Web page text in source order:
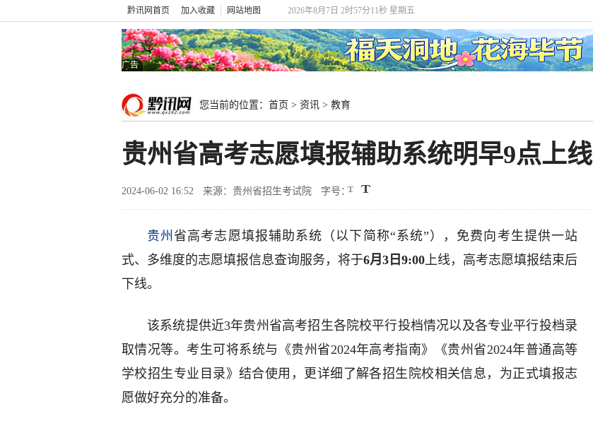
黔讯网首页 加入收藏 网站地图 2026年8月7日 2时57分12秒 星期五
广告
您当前的位置： 首页 > 资讯 > 教育
贵州省高考志愿填报辅助系统明早9点上线
2024-06-02 16:52 来源：贵州省招生考试院 字号：
贵州省高考志愿填报辅助系统（以下简称“系统”），免费向考生提供一站
式、多维度的志愿填报信息查询服务，将于6月3日9:00上线，高考志愿填报结束后
下线。
该系统提供近3年贵州省高考招生各院校平行投档情况以及各专业平行投档录
取情况等。考生可将系统与《贵州省2024年高考指南》《贵州省2024年普通高等
学校招生专业目录》结合使用，更详细了解各招生院校相关信息，为正式填报志
愿做好充分的准备。